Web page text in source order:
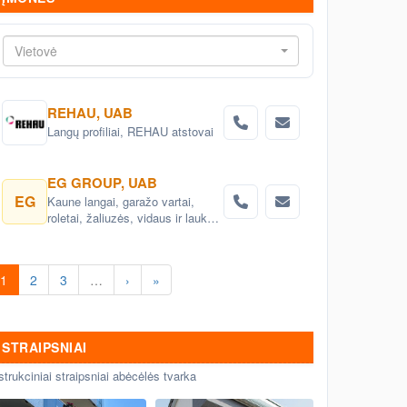
Vietovė
REHAU, UAB
Langų profiliai, REHAU atstovai
EG
EG GROUP, UAB
Kaune langai, garažo vartai,
roletai, žaliuzės, vidaus ir lauko
1 2 3 … › »
STRAIPSNIAI
straipsniai abėcėlės tvarka